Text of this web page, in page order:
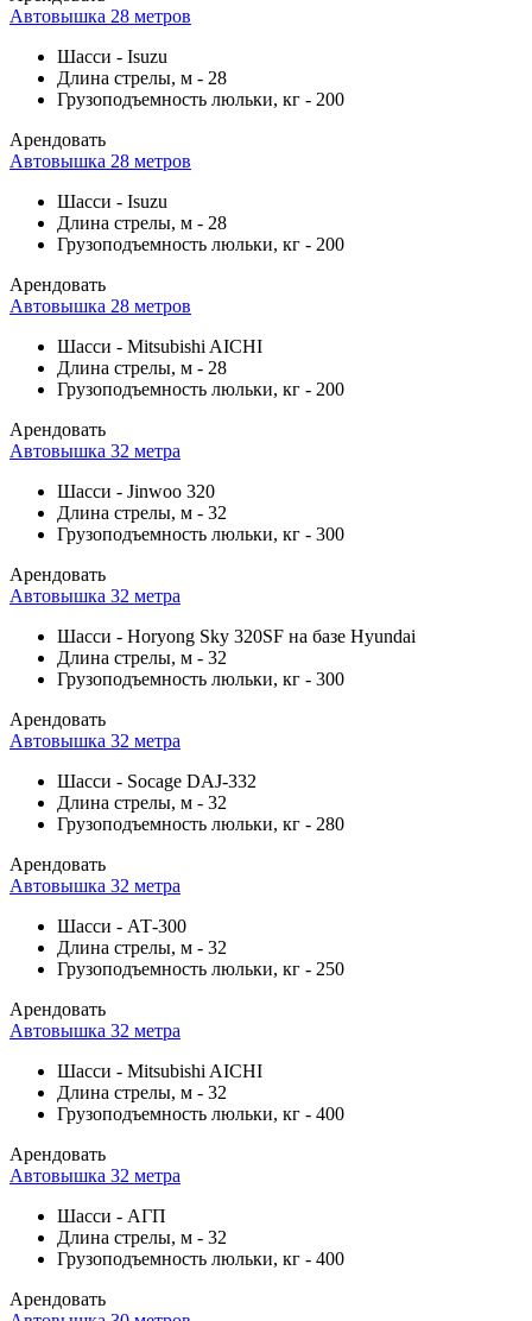
Автовышка 28 метров
Шасси - Isuzu
Длина стрелы, м - 28
Грузоподъемность люльки, кг - 200
Арендовать
Автовышка 28 метров
Шасси - Isuzu
Длина стрелы, м - 28
Грузоподъемность люльки, кг - 200
Арендовать
Автовышка 28 метров
Шасси - Mitsubishi AICHI
Длина стрелы, м - 28
Грузоподъемность люльки, кг - 200
Арендовать
Автовышка 32 метра
Шасси - Jinwoo 320
Длина стрелы, м - 32
Грузоподъемность люльки, кг - 300
Арендовать
Автовышка 32 метра
Шасси - Horyong Sky 320SF на базе Hyundai
Длина стрелы, м - 32
Грузоподъемность люльки, кг - 300
Арендовать
Автовышка 32 метра
Шасси - Socage DAJ-332
Длина стрелы, м - 32
Грузоподъемность люльки, кг - 280
Арендовать
Автовышка 32 метра
Шасси - АТ-300
Длина стрелы, м - 32
Грузоподъемность люльки, кг - 250
Арендовать
Автовышка 32 метра
Шасси - Mitsubishi AICHI
Длина стрелы, м - 32
Грузоподъемность люльки, кг - 400
Арендовать
Автовышка 32 метра
Шасси - АГП
Длина стрелы, м - 32
Грузоподъемность люльки, кг - 400
Арендовать